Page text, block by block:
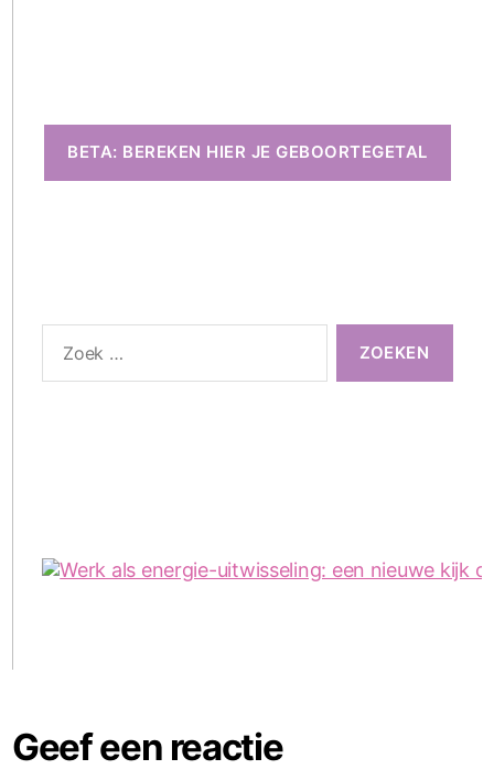
BETA: BEREKEN HIER JE GEBOORTEGETAL
naar:
Geef een reactie